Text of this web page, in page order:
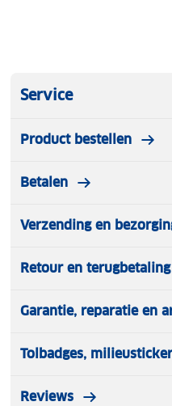
Service
Product bestellen
Betalen
Verzending en
Retour en terugbetaling
Garantie, reparatie en
Tolbadges,
Reviews